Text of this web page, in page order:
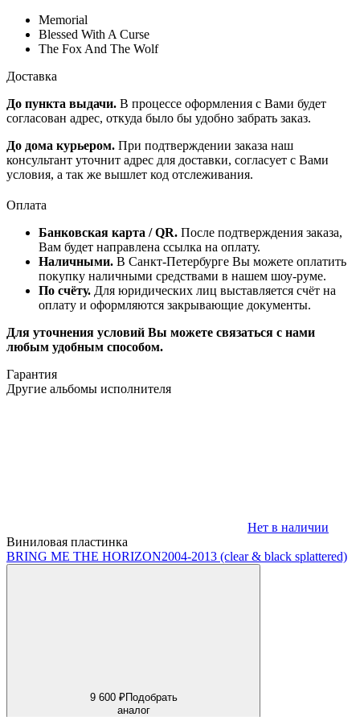
Memorial
Blessed With A Curse
The Fox And The Wolf
Доставка
До пункта выдачи. В процессе оформления с Вами будет
согласован адрес, откуда было бы удобно забрать заказ.
До дома курьером. При подтверждении заказа наш
консультант уточнит адрес для доставки, согласует с Вами
условия, а так же вышлет код отслеживания.
Оплата
Банковская карта / QR. После подтверждения заказа,
Вам будет направлена ссылка на оплату.
Наличными. В Санкт-Петербурге Вы можете оплатить
покупку наличными средствами в нашем шоу-руме.
По счёту. Для юридических лиц выставляется счёт на
оплату и оформляются закрывающие документы.
Для уточнения условий Вы можете связаться с нами
любым удобным способом.
Гарантия
Другие альбомы исполнителя
Нет в наличии
Виниловая пластинка
BRING ME THE HORIZON2004-2013 (clear & black splattered)
9 600 ₽Подобрать
аналог